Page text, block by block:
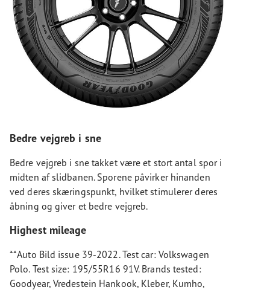
Bedre vejgreb i sne
Bedre vejgreb i sne takket være et stort antal spor i
midten af slidbanen. Sporene påvirker hinanden
ved deres skæringspunkt, hvilket stimulerer deres
åbning og giver et bedre vejgreb.
Highest mileage
**Auto Bild issue 39-2022. Test car: Volkswagen
Polo. Test size: 195/55R16 91V. Brands tested:
Goodyear, Vredestein Hankook, Kleber, Kumho,